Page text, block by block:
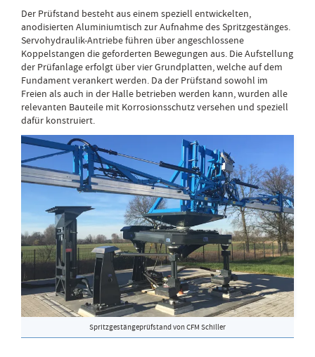
Der Prüfstand besteht aus einem speziell entwickelten,
anodisierten Aluminiumtisch zur Aufnahme des Spritzgestänges.
Servohydraulik-Antriebe führen über angeschlossene
Koppelstangen die geforderten Bewegungen aus. Die Aufstellung
der Prüfanlage erfolgt über vier Grundplatten, welche auf dem
Fundament verankert werden. Da der Prüfstand sowohl im
Freien als auch in der Halle betrieben werden kann, wurden alle
relevanten Bauteile mit Korrosionsschutz versehen und speziell
dafür konstruiert.
Spritzgestängeprüfstand von CFM Schiller